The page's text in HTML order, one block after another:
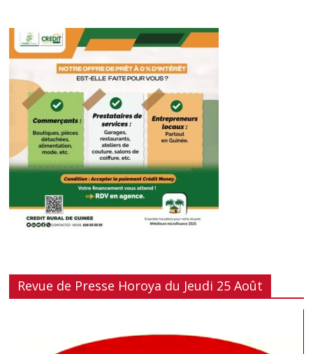
Revue de Presse Horoya du Jeudi 25 Août